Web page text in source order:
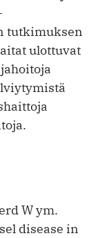
tutkimuksen
ulottuvat
W ym.
disease in